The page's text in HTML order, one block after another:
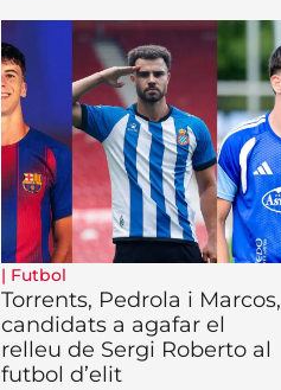
| Futbol
Torrents, Pedrola i Marcos,
candidats a agafar el
relleu de Sergi Roberto al
futbol d’elit